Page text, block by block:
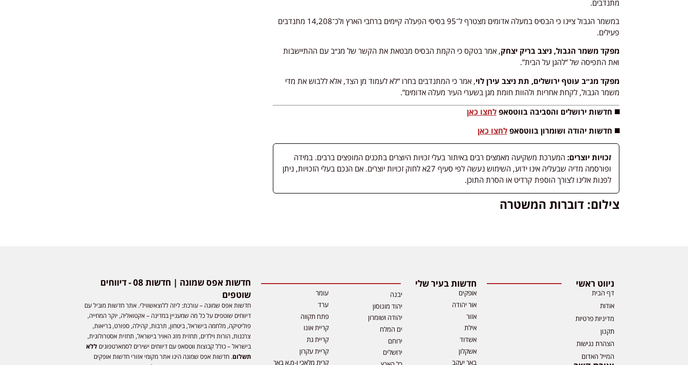
מתנדבים.
במשמר הגבול ציינו כי הבסיס במעלה אדומים מצטרף ל־95 בסיסי הפעלה קיימים ברחבי הארץ ולכ־14,208 מתנדבים
פעילים.
מפקד משמר הגבול, ניצב בריק יצחק, אמר בטקס כי הקמת הבסיס מבטאת את הקשר של מג״ב עם ההתיישבות
ואת התפיסה של “להגן על הבית”.
מפקד מג״ב עוטף ירושלים, תת ניצב עירן לוי, אמר כי המתנדבים בחרו “לא לעמוד מן הצד, אלא ללבוש את מדי
משמר הגבול, לקחת אחריות ולהוות חומת מגן בשערי העיר מעלה אדומים”.
◼️ חדשות ירושלים והסביבה בווטסאפלחצו כאן
◼️ חדשות יהודה ושומרון בווטסאפלחצו כאן
זכויות יוצרים: המערכת משקיעה מאמצים רבים באיתור בעלי זכויות היוצרים בתכנים המופצים ברבים. במידה
ופורסמה מדיה שבעליה אינו ידוע, השימוש נעשה לפי סעיף 27א לחוק זכויות יוצרים. אם הנכם בעלי הזכויות, ניתן
לפנות אלינו לצורך הוספת קרדיט או הסרת התוכן.
צילום: דוברות המשטרה
ניווט ראשי
דף הבית
אודות
מדיניות פרטיות
תקנון
הצהרת נגישות
המייל האדום
חדשות בעיר שלי
אופקים
אור יהודה
אזור
אילת
אשדוד
אשקלון
באר יעקב
יבנה
יהוד מונוסון
יהודה ושומרון
ים המלח
ירוחם
ירושלים
עומר
ערד
פתח תקווה
קריית אונו
קריית גת
קריית עקרון
קרית מלאכי ו-מ.א באר
חדשות אפס שמונה | חדשות 08 - דיווחים
שוטפים
חדשות אפס שמונה – עורכת: ליזה ללוצאשווילי. אתר חדשות מוביל עם
דיווחים שוטפים על כל מה שמעניין במדינה – אקטואליה, יוקר המחייה,
פוליטיקה, מלחמה בישראל, ביטחון, תרבות, קהילה, ספורט, בריאות,
צרכנות, הורות וילדים, תחזית מזג האויר בישראל, תחזית אסטרולוגית,
בישראל – כולל קבוצות ווטסאפ עם דיווחים ישירים לסמארטפוניםללא
תשלום. חדשות אפס שמונה הינו אתר מקומי אזורי חדשות אופקים